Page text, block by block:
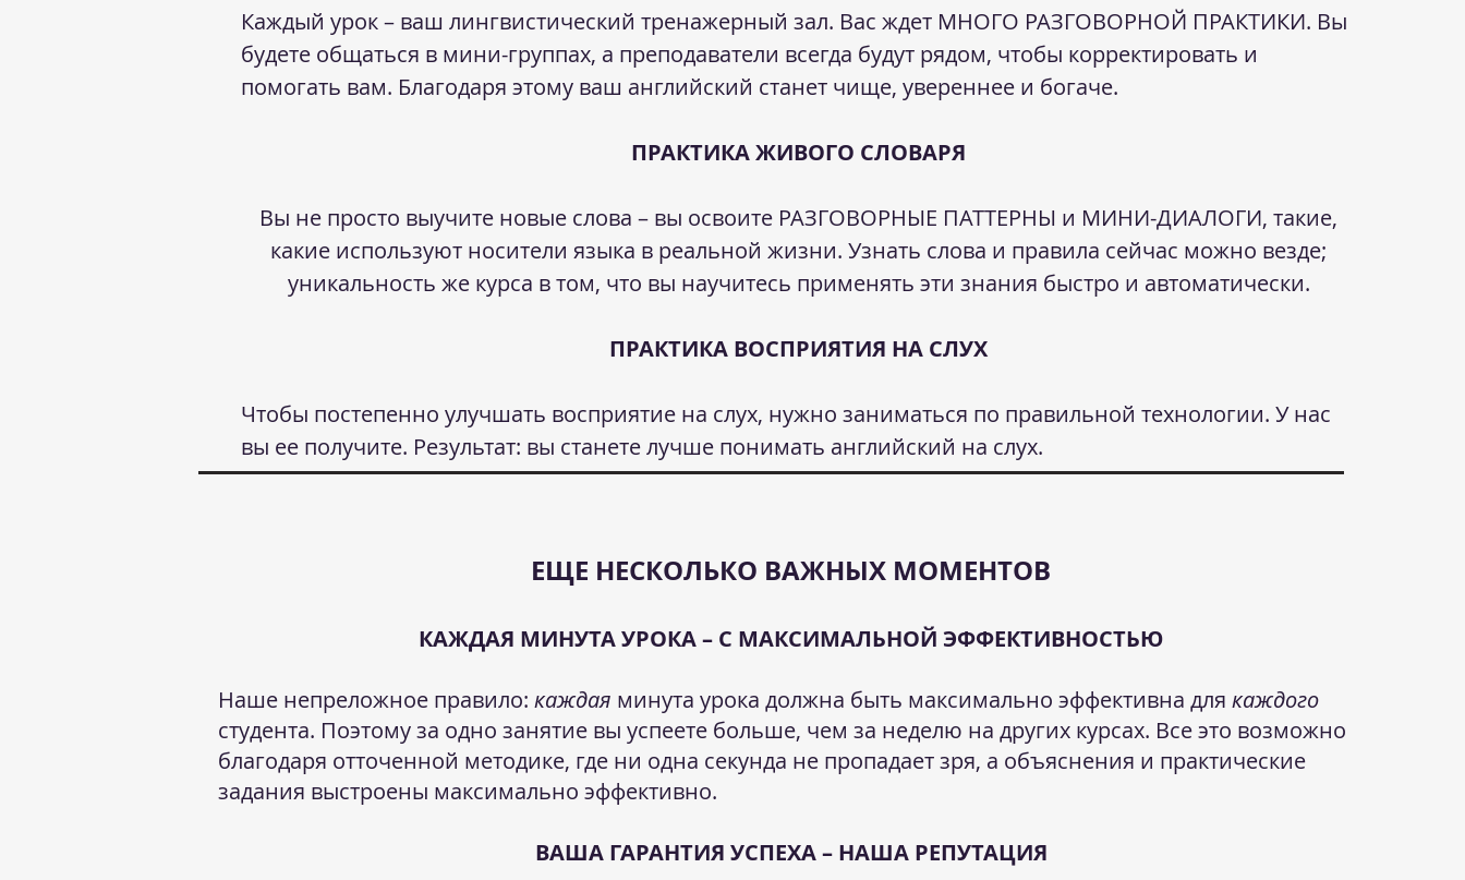
Каждый урок – ваш лингвистический тренажерный зал. Вас ждет МНОГО РАЗГОВОРНОЙ ПРАКТИКИ. Вы
будете общаться в мини-группах, а преподаватели всегда будут рядом, чтобы корректировать и
помогать вам. Благодаря этому ваш английский станет чище, увереннее и богаче.
ПРАКТИКА ЖИВОГО СЛОВАРЯ
Вы не просто выучите новые слова – вы освоите РАЗГОВОРНЫЕ ПАТТЕРНЫ и МИНИ-ДИАЛОГИ, такие,
какие используют носители языка в реальной жизни. Узнать слова и правила сейчас можно везде;
уникальность же курса в том, что вы научитесь применять эти знания быстро и автоматически.
ПРАКТИКА ВОСПРИЯТИЯ НА СЛУХ
Чтобы постепенно улучшать восприятие на слух, нужно заниматься по правильной технологии. У нас
вы ее получите. Результат: вы станете лучше понимать английский на слух.
ЕЩЕ НЕСКОЛЬКО ВАЖНЫХ МОМЕНТОВ
КАЖДАЯ МИНУТА УРОКА – С МАКСИМАЛЬНОЙ ЭФФЕКТИВНОСТЬЮ
Наше непреложное правило: каждая минута урока должна быть максимально эффективна для каждого
студента. Поэтому за одно занятие вы успеете больше, чем за неделю на других курсах. Все это возможно
благодаря отточенной методике, где ни одна секунда не пропадает зря, а объяснения и практические
задания выстроены максимально эффективно.
ВАША ГАРАНТИЯ УСПЕХА – НАША РЕПУТАЦИЯ